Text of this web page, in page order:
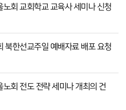
회 교회학교 교육사 세미나 신청
한선교주일 예배자료 배포 요청
회 전도 전략 세미나 개최의 건